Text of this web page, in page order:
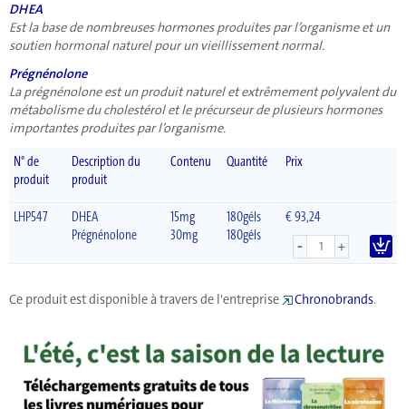
DHEA
Est la base de nombreuses hormones produites par l’organisme et un
soutien hormonal naturel pour un vieillissement normal.
Prégnénolone
La prégnénolone est un produit naturel et extrêmement polyvalent du
métabolisme du cholestérol et le précurseur de plusieurs hormones
importantes produites par l’organisme.
N° de
produit
Description du
produit
Contenu Quantité Prix
LHP547
DHEA
Prégnénolone
15mg
30mg
180géls
180géls
€ 93,24
- +
Ce produit est disponible à travers de l'entreprise Chronobrands.